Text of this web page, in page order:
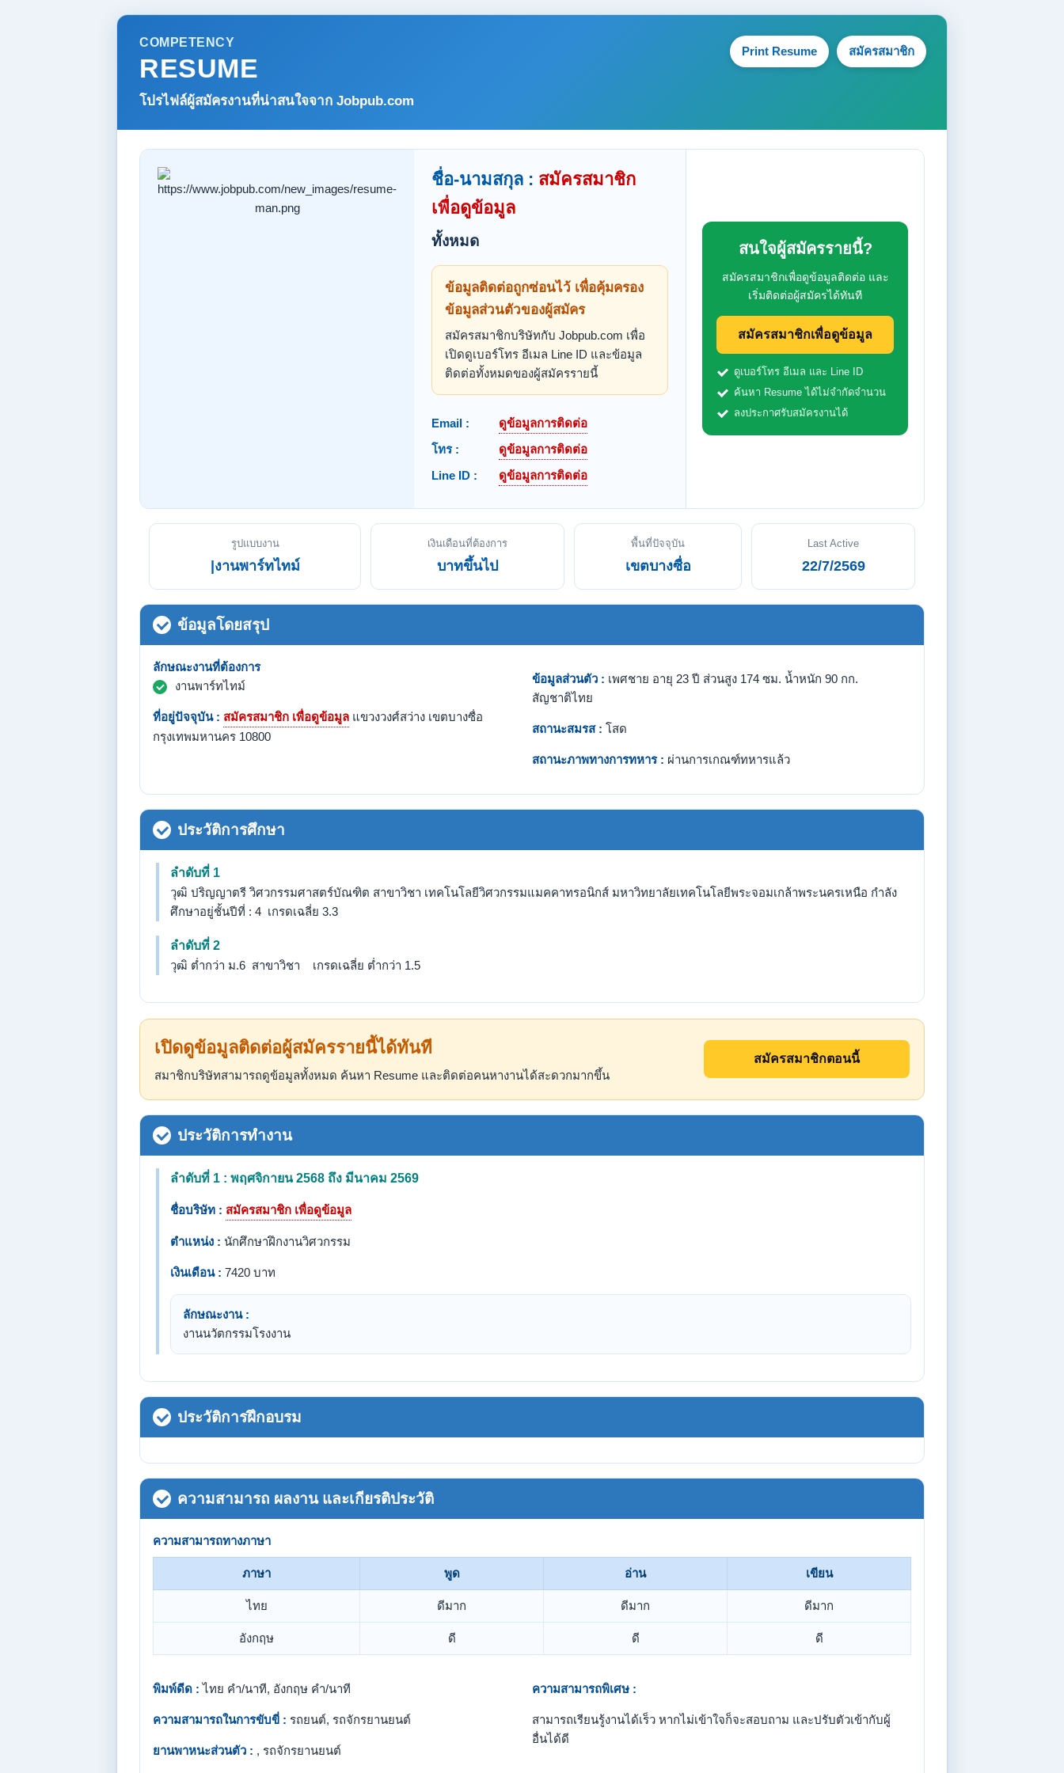
COMPETENCY
RESUME
โปรไฟล์ผู้สมัครงานที่น่าสนใจจาก Jobpub.com
Print Resume สมัครสมาชิก
ชื่อ-นามสกุล : สมัครสมาชิก
เพื่อดูข้อมูล
ทั้งหมด
ข้อมูลติดต่อถูกซ่อนไว้ เพื่อคุ้มครอง
ข้อมูลส่วนตัวของผู้สมัคร
สมัครสมาชิกบริษัทกับ Jobpub.com เพื่อ
เปิดดูเบอร์โทร อีเมล Line ID และข้อมูล
ติดต่อทั้งหมดของผู้สมัครรายนี้
Email :
ดูข้อมูลการติดต่อ
โทร :
ดูข้อมูลการติดต่อ
Line ID :
ดูข้อมูลการติดต่อ
สนใจผู้สมัครรายนี้?
สมัครสมาชิกเพื่อดูข้อมูลติดต่อ และ
เริ่มติดต่อผู้สมัครได้ทันที
สมัครสมาชิกเพื่อดูข้อมูล
ดูเบอร์โทร อีเมล และ Line ID
ค้นหา Resume ได้ไม่จำกัดจำนวน
ลงประกาศรับสมัครงานได้
รูปแบบงาน
|งานพาร์ทไทม์
เงินเดือนที่ต้องการ
บาทขึ้นไป
พื้นที่ปัจจุบัน
เขตบางซื่อ
Last Active
22/7/2569
ข้อมูลโดยสรุป
ลักษณะงานที่ต้องการ
งานพาร์ทไทม์
ที่อยู่ปัจจุบัน : สมัครสมาชิก เพื่อดูข้อมูล แขวงวงศ์สว่าง เขตบางซื่อ
กรุงเทพมหานคร 10800
ข้อมูลส่วนตัว : เพศชาย อายุ 23 ปี ส่วนสูง 174 ซม. น้ำหนัก 90 กก.
สัญชาติไทย
สถานะสมรส : โสด
สถานะภาพทางการทหาร : ผ่านการเกณฑ์ทหารแล้ว
ประวัติการศึกษา
ลำดับที่ 1
วุฒิ ปริญญาตรี วิศวกรรมศาสตร์บัณฑิต สาขาวิชา เทคโนโลยีวิศวกรรมแมคคาทรอนิกส์ มหาวิทยาลัยเทคโนโลยีพระจอมเกล้าพระนครเหนือ กำลัง
ศึกษาอยู่ชั้นปีที่ : 4 เกรดเฉลี่ย 3.3
ลำดับที่ 2
วุฒิ ต่ำกว่า ม.6 สาขาวิชา เกรดเฉลี่ย ต่ำกว่า 1.5
เปิดดูข้อมูลติดต่อผู้สมัครรายนี้ได้ทันที
สมาชิกบริษัทสามารถดูข้อมูลทั้งหมด ค้นหา Resume และติดต่อคนหางานได้สะดวกมากขึ้น
สมัครสมาชิกตอนนี้
ประวัติการทำงาน
ลำดับที่ 1 : พฤศจิกายน 2568 ถึง มีนาคม 2569
ชื่อบริษัท : สมัครสมาชิก เพื่อดูข้อมูล
ตำแหน่ง : นักศึกษาฝึกงานวิศวกรรม
เงินเดือน : 7420 บาท
ลักษณะงาน :
งานนวัตกรรมโรงงาน
ประวัติการฝึกอบรม
ความสามารถ ผลงาน และเกียรติประวัติ
ความสามารถทางภาษา
ภาษา พูด อ่าน เขียน
ไทย ดีมาก ดีมาก ดีมาก
อังกฤษ ดี ดี ดี
พิมพ์ดีด : ไทย คำ/นาที, อังกฤษ คำ/นาที
ความสามารถในการขับขี่ : รถยนต์, รถจักรยานยนต์
ยานพาหนะส่วนตัว : , รถจักรยานยนต์
ความสามารถพิเศษ :
สามารถเรียนรู้งานได้เร็ว หากไม่เข้าใจก็จะสอบถาม และปรับตัวเข้ากับผู้
อื่นได้ดี